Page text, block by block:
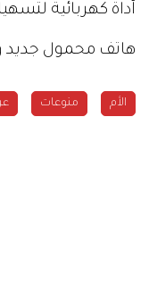
أداة كهربائية
هاتف محمول
الأم منوعات